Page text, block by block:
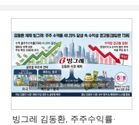
빙그레 김동환, 주주수익률·